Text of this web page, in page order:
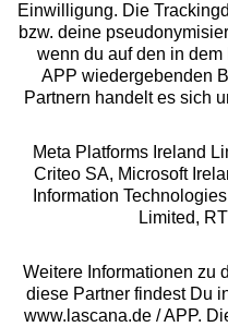
Rechtliches
Alle Preise inkl. MwSt., zzgl.
** Bonität vorausgesetzt, berechtigt
Einwilligung. Die
bzw. deine
wenn du auf den in
APP wiedergebenden
Partnern handelt es sich
Meta Platforms Ireland
Criteo SA, Microsoft
Information
Limited,
Weitere Informationen zu
diese Partner findest Du
www.lascana.de / APP.